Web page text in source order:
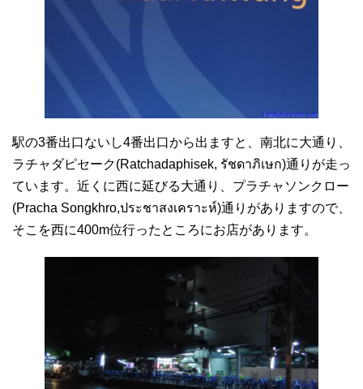
駅の3番出口ないし4番出口から出ますと、南北に大通り、
ラチャダピセーク(Ratchadaphisek, รัชดาภิเษก)通りが走っ
ています。近くに西に延びる大通り、プラチャソンクロー
(Pracha Songkhro,ประชาสงเคราะห์)通りがありますので、
そこを西に400m位行ったところにお店があります。